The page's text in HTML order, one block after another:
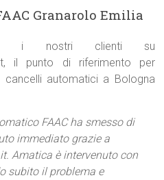
Granarolo Emilia
i nostri clienti su
il punto di riferimento per
cancelli automatici a Bologna
FAAC ha smesso di
immediato grazie a
Amatica è intervenuto con
subito il problema e